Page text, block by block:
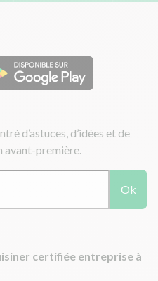
d’astuces, d’idées et de
avant-première.
Ok
certifiée entreprise à